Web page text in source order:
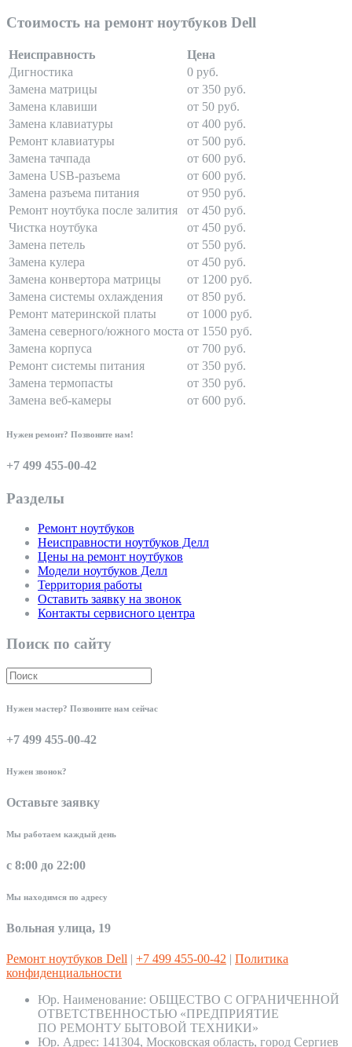
Стоимость на ремонт ноутбуков Dell
Неисправность
Цена
Дигностика
0 руб.
Замена матрицы
от 350 руб.
Замена клавиши
от 50 руб.
Замена клавиатуры
от 400 руб.
Ремонт клавиатуры
от 500 руб.
Замена тачпада
от 600 руб.
Замена USB-разъема
от 600 руб.
Замена разъема питания
от 950 руб.
Ремонт ноутбука после залития
от 450 руб.
Чистка ноутбука
от 450 руб.
Замена петель
от 550 руб.
Замена кулера
от 450 руб.
Замена конвертора матрицы
от 1200 руб.
Замена системы охлаждения
от 850 руб.
Ремонт материнской платы
от 1000 руб.
Замена северного/южного моста от 1550 руб.
Замена корпуса
от 700 руб.
Ремонт системы питания
от 350 руб.
Замена термопасты
от 350 руб.
Замена веб-камеры
от 600 руб.
Нужен ремонт? Позвоните нам!
+7 499 455-00-42
Разделы
Ремонт ноутбуков
Неисправности ноутбуков Делл
Цены на ремонт ноутбуков
Модели ноутбуков Делл
Территория работы
Оставить заявку на звонок
Контакты сервисного центра
Поиск по сайту
Нужен мастер? Позвоните нам сейчас
+7 499 455-00-42
Нужен звонок?
Оставьте заявку
Мы работаем каждый день
с 8:00 до 22:00
Мы находимся по адресу
Вольная улица, 19
Ремонт ноутбуков Dell | +7 499 455-00-42 | Политика
конфиденциальности
Юр. Наименование: ОБЩЕСТВО С ОГРАНИЧЕННОЙ
ОТВЕТСТВЕННОСТЬЮ «ПРЕДПРИЯТИЕ
ПО РЕМОНТУ БЫТОВОЙ ТЕХНИКИ»
Юр. Адрес: 141304, Московская область, город Сергиев